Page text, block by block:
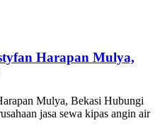
Harapan Mulya,
Mulya, Bekasi Hubungi
jasa sewa kipas angin air